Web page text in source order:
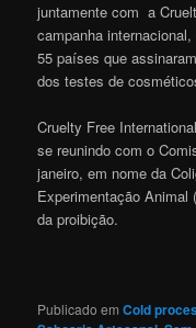
juntamente com a
campanha
55 países que
dos testes de
Cruelty Free
se reunindo com o
janeiro, em nome da
Experimentação
da proibição.
Publicado emCold